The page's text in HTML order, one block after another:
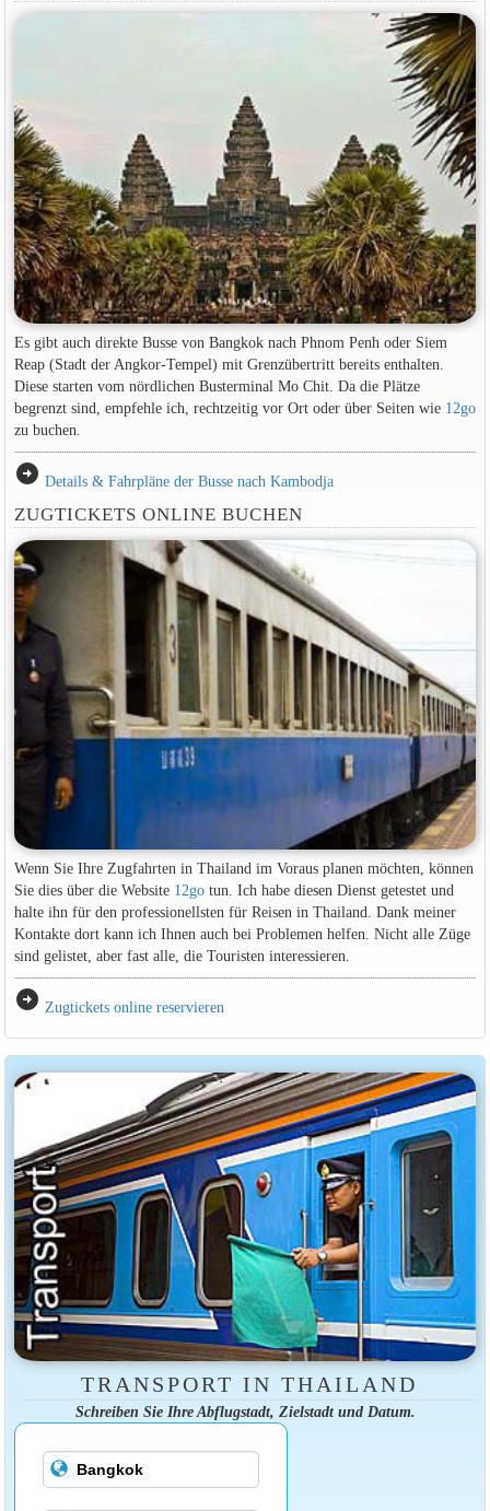
Es gibt auch direkte Busse von Bangkok nach Phnom Penh oder Siem
Reap (Stadt der Angkor-Tempel) mit Grenzübertritt bereits enthalten.
Diese starten vom nördlichen Busterminal Mo Chit. Da die Plätze
begrenzt sind, empfehle ich, rechtzeitig vor Ort oder über Seiten wie 12go
zu buchen.
arrow_circle_right Details & Fahrpläne der Busse nach Kambodja
ZUGTICKETS ONLINE BUCHEN
Wenn Sie Ihre Zugfahrten in Thailand im Voraus planen möchten, können
Sie dies über die Website 12gotun. Ich habe diesen Dienst getestet und
halte ihn für den professionellsten für Reisen in Thailand. Dank meiner
Kontakte dort kann ich Ihnen auch bei Problemen helfen. Nicht alle Züge
sind gelistet, aber fast alle, die Touristen interessieren.
arrow_circle_right Zugtickets online reservieren
TRANSPORT IN THAILAND
Schreiben Sie Ihre Abflugstadt, Zielstadt und Datum.